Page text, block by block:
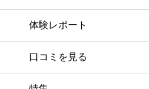
体験レポート
口コミを見る